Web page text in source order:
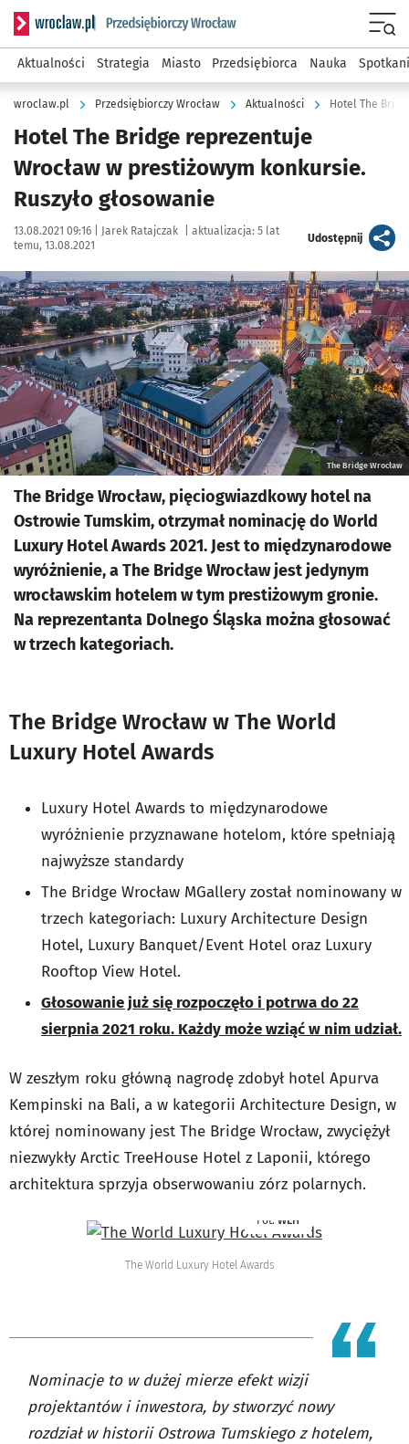
Serwis informacyjny wroclaw.pl podserwis: Strategia
Aktualności Strategia Miasto Przedsiębiorca Nauka
wroclaw.pl Przedsiębiorczy Wrocław Aktualności
Hotel The Bridge reprezentuje
Wrocław w prestiżowym konkursie.
Ruszyło głosowanie
Data publikacji:
13.08.2021 09:16 | Autor:
Jarek Ratajczak aktualizacja: 5 lat
temu, 13.08.2021
Udostępnijartykuł
Kliknij, aby powiększyć
The Bridge Wrocław
The Bridge Wrocław, pięciogwiazdkowy hotel na
Ostrowie Tumskim, otrzymał nominację do World
Luxury Hotel Awards 2021. Jest to międzynarodowe
wyróżnienie, a The Bridge Wrocław jest jedynym
wrocławskim hotelem w tym prestiżowym gronie.
Na reprezentanta Dolnego Śląska można głosować
w trzech kategoriach.
The Bridge Wrocław w The World
Luxury Hotel Awards
Luxury Hotel Awards to międzynarodowe
wyróżnienie przyznawane hotelom, które spełniają
najwyższe standardy
The Bridge Wrocław MGallery został nominowany w
trzech kategoriach: Luxury Architecture Design
Hotel, Luxury Banquet/Event Hotel oraz Luxury
Rooftop View Hotel.
Głosowanie już się rozpoczęło i potrwa do 22
sierpnia 2021 roku. Każdy może wziąć w nim udział.
W zeszłym roku główną nagrodę zdobył hotel Apurva
Kempinski na Bali, a w kategorii Architecture Design, w
której nominowany jest The Bridge Wrocław, zwyciężył
niezwykły Arctic TreeHouse Hotel z Laponii, którego
architektura sprzyja obserwowaniu zórz polarnych.
Fot. WLH
The World Luxury Hotel Awards
Nominacje to w dużej mierze efekt wizji
projektantów i inwestora, by stworzyć nowy
rozdział w historii Ostrowa Tumskiego z hotelem,